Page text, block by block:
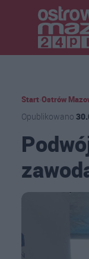
Start Ostrów
Opublikowano